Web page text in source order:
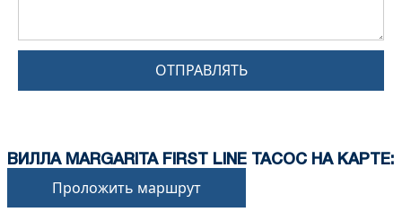
ОТПРАВЛЯТЬ
ВИЛЛА MARGARITA FIRST LINE ТАСОС НА КАРТЕ:
Проложить маршрут